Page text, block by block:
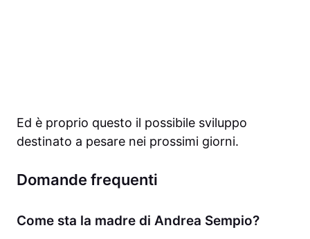
Ed è proprio questo il possibile sviluppo
destinato a pesare nei prossimi giorni.
Domande frequenti
Come sta la madre di Andrea Sempio?